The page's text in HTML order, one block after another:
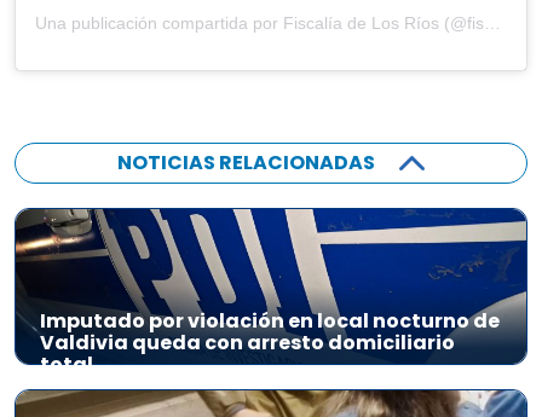
NOTICIAS RELACIONADAS
Imputado por violación en local nocturno de
Valdivia queda con arresto domiciliario
total